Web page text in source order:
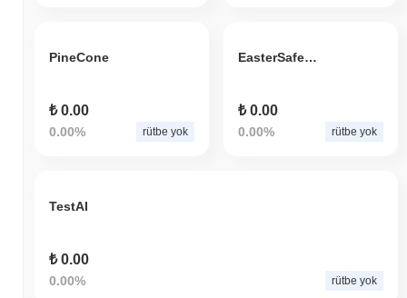
PineCone
₺ 0.00
0.00% rütbe yok
EasterSafemoon
₺ 0.00
0.00% rütbe yok
TestAI
₺ 0.00
0.00% rütbe yok